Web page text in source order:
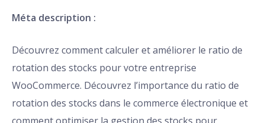
Méta description :
Découvrez comment calculer et améliorer le ratio de
rotation des stocks pour votre entreprise
WooCommerce. Découvrez l’importance du ratio de
rotation des stocks dans le commerce électronique et